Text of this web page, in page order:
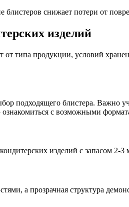
блистеров снижает потери от
изделий
типа продукции, условий
подходящего блистера. Важно
с возможными
изделий с запасом
а прозрачная структура